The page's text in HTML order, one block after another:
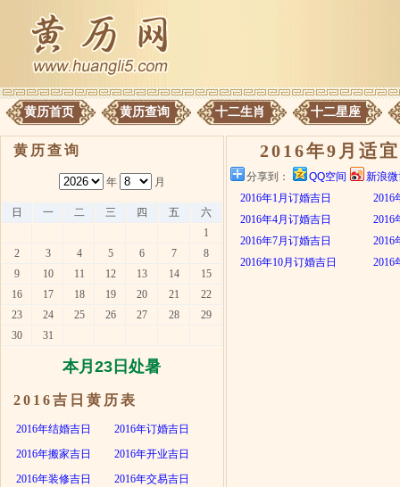
黄历首页 黄历查询 十二生肖 十二星座
黄历查询
年 月
日 一 二 三 四 五
六
1
2
3 4 5 6 7
8
9
10 11 12 13 14
15
16
17 18 19 20 21
22
23
24 25 26 27 28
29
30
31
本月23日处暑
2016吉日黄历表
2016年结婚吉日
2016年订婚吉日
2016年搬家吉日
2016年开业吉日
2016年装修吉日
2016年交易吉日
2016年9月适
分享到： QQ空间
新浪
2016年1月订婚吉日
2016
2016年4月订婚吉日
2016
2016年7月订婚吉日
2016
2016年10月订婚吉日
2016